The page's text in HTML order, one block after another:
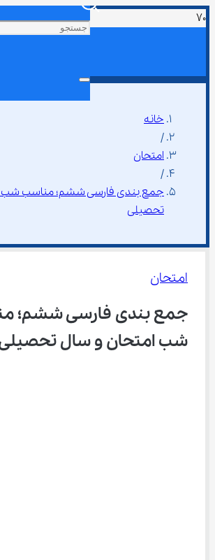
خانه
/
امتحان
/
جمع بندی فارسی ششم؛ مناسب شب
تحصیلی
امتحان
جمع بندی فارسی ششم؛
شب امتحان و سال